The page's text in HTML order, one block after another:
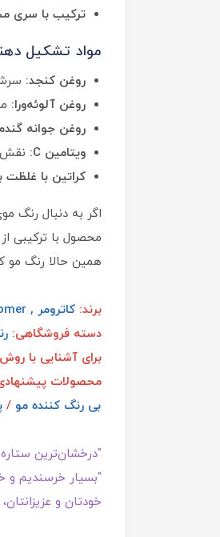
ترکیب با سری
مواد تشکیل
روغن کنجد: سرشار از امگا ۳ و امگا ۶
روغن آلوئه‌ورا:
روغن جوانه
ویتامین C:
نقش
کراتین با غلظت
اگر به دنبال رنگ
محصول با ترکیبی
همین حالا رنگ مو
برند: کاترومر , Katromer
دسته فروشگاهی:
برای آشنایی با
محصولات
بی رنگ کننده مو /
"درخشان‌ترین
"بسیار خرسندیم و
خودتان و